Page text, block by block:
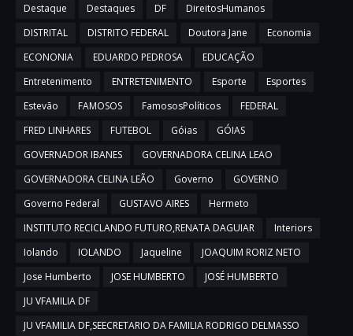
Destaque
Destaques DF
DireitosHumanos
DISTRITAL
DISTRITO FEDERAL Doutora Jane
Economia
ECONONIA
EDUARDO PEDROSA
EDUCAÇÃO
Entretenimento
ENTRETENIMENTO Esporte
Esportes
Estevão
FAMOSOS FamososPolíticos
FEDERAL
FRED LINHARES
FUTEBOL Góias
GÓIAS
GOVERNADOR IBANES
GOVERNADORA CELINA LEAO
GOVERNADORA CELINA LEÃO
Governo
GOVERNO
Governo Federal
GUSTAVO AIRES
Hermeto
INSTITUTO RECICLANDO FUTURO,RENATA DAGUIAR
Interiors
Iolando
IOLANDO Jaqueline
JOAQUIM RORIZ NETO
Jose Humberto
JOSE HUMBERTO
JOSÉ HUMBERTO
JU VFAMILIA DF
JU VFAMILIA DF,SEECRETARIO DA FAMILIA RODRIGO DELMASSO